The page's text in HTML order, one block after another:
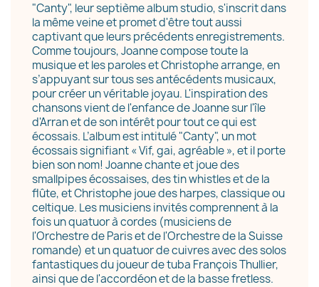
"Canty", leur septième album studio, s'inscrit dans
la même veine et promet d'être tout aussi
captivant que leurs précédents enregistrements.
Comme toujours, Joanne compose toute la
musique et les paroles et Christophe arrange, en
s’appuyant sur tous ses antécédents musicaux,
pour créer un véritable joyau. L'inspiration des
chansons vient de l'enfance de Joanne sur l'île
d'Arran et de son intérêt pour tout ce qui est
écossais. L’album est intitulé "Canty", un mot
écossais signifiant « Vif, gai, agréable », et il porte
bien son nom! Joanne chante et joue des
smallpipes écossaises, des tin whistles et de la
flûte, et Christophe joue des harpes, classique ou
celtique. Les musiciens invités comprennent à la
fois un quatuor à cordes (musiciens de
l'Orchestre de Paris et de l'Orchestre de la Suisse
romande) et un quatuor de cuivres avec des solos
fantastiques du joueur de tuba François Thullier,
ainsi que de l'accordéon et de la basse fretless.
Annuler Créer une liste d'envies